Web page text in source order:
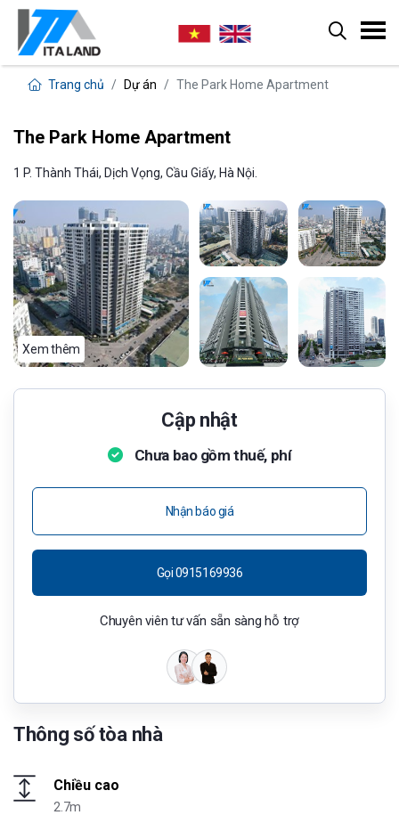
Trang chủ Dự án The Park Home Apartment
The Park Home Apartment
1 P. Thành Thái, Dịch Vọng, Cầu Giấy, Hà Nội.
Xem thêm
Thông số tòa nhà
Chiều cao
2.7m
Cập nhật
Chưa bao gồm thuế, phí
Nhận báo giá
Gọi 0915169936
Chuyên viên tư vấn sẵn sàng hỗ trợ